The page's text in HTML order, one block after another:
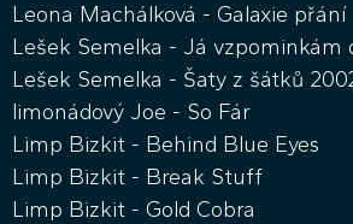
Leona Machálková - Galaxie přání
Lešek Semelka - Já vzpominkám
Lešek Semelka - Šaty z šátků
limonádový Joe - So Fár
Limp Bizkit - Behind Blue Eyes
Limp Bizkit - Break Stuff
Limp Bizkit - Gold Cobra